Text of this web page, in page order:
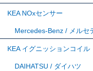
KEA NOxセンサー
Mercedes-Benz / メルセ
KEA イグニッションコイル
DAIHATSU / ダイハツ